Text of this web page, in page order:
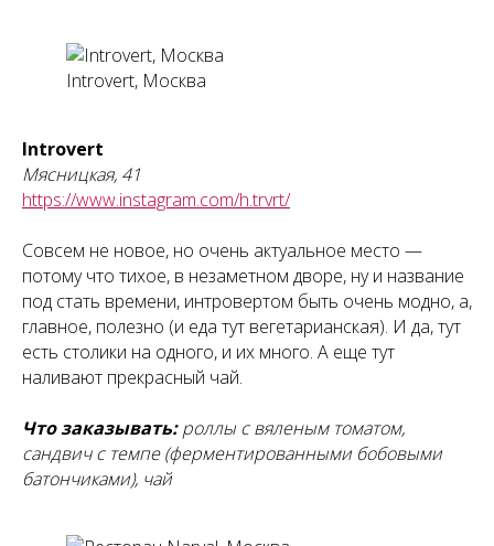
Introvert, Москва
Introvert
Мясницкая, 41
https://www.instagram.com/h.trvrt/
Совсем не новое, но очень актуальное место —
потому что тихое, в незаметном дворе, ну и название
под стать времени, интровертом быть очень модно, а,
главное, полезно (и еда тут вегетарианская). И да, тут
есть столики на одного, и их много. А еще тут
наливают прекрасный чай.
Что заказывать:роллы с вяленым томатом,
сандвич с темпе (ферментированными бобовыми
батончиками), чай